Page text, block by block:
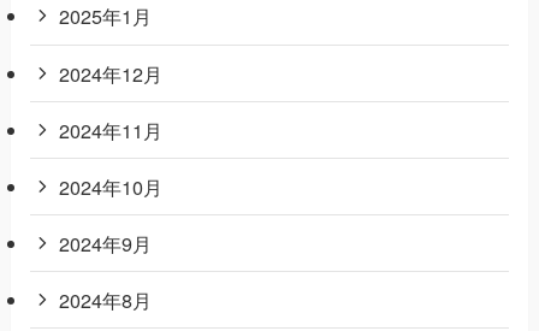
2025年1月
2024年12月
2024年11月
2024年10月
2024年9月
2024年8月